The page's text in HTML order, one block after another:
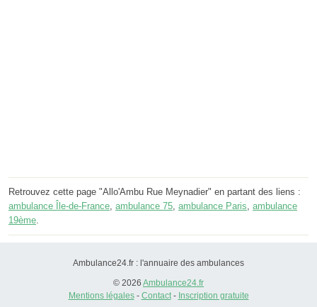
Retrouvez cette page "Allo'Ambu Rue Meynadier" en partant des liens :
ambulance Île-de-France ambulance 75 ambulance Paris ambulance
19ème
Ambulance24.fr : l'annuaire des ambulances
© 2026 Ambulance24.fr
Mentions légales- Contact- Inscription gratuite